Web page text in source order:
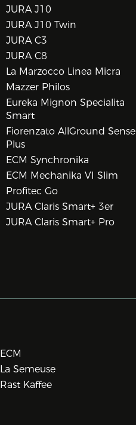
JURA J10
JURA J10 Twin
JURA C3
JURA C8
La Marzocco Linea Micra
Mazzer Philos
Eureka Mignon Specialita
Smart
Fiorenzato AllGround Sense
Plus
ECM Synchronika
ECM Mechanika VI Slim
Profitec Go
JURA Claris Smart+ 3er
JURA Claris Smart+ Pro
ECM
La Semeuse
Rast Kaffee